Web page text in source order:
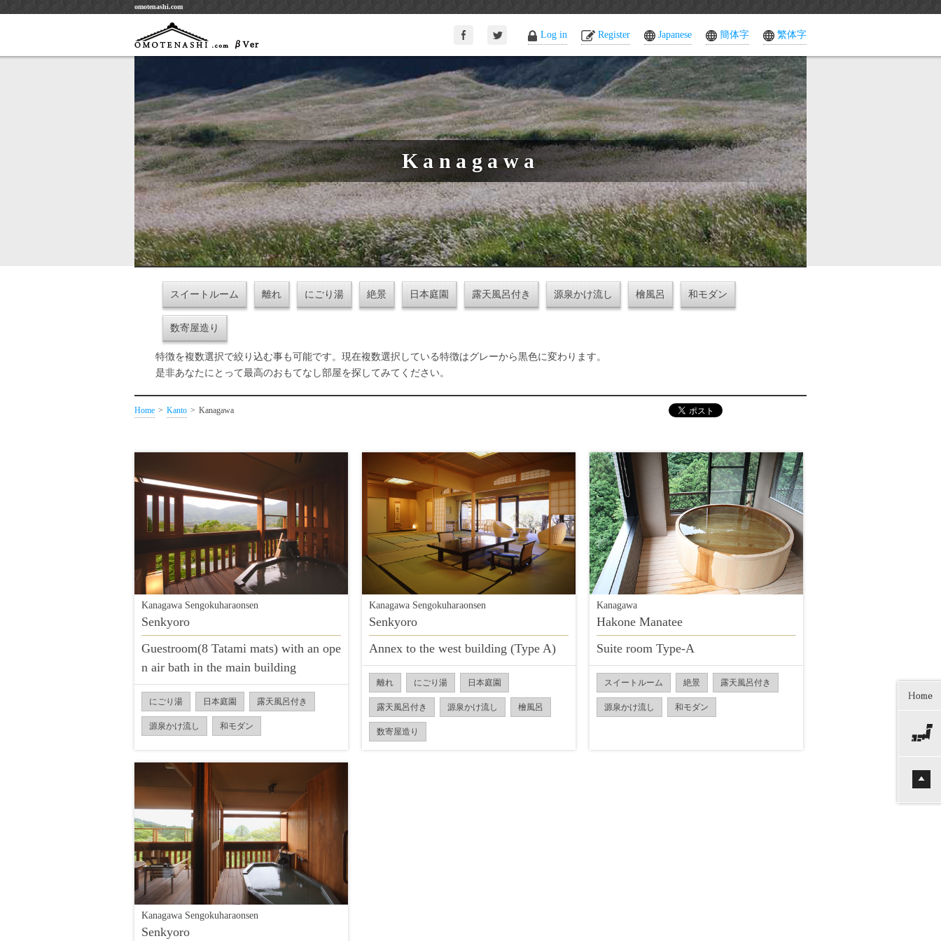
omotenashi.com
Log in Register Japanese 簡体字 繁体字
Kanagawa
スイートルーム 離れ にごり湯 絶景 日本庭園 露天風呂付き 源泉かけ流し 檜風呂 和モダン
数寄屋造り
特徴を複数選択で絞り込む事も可能です。現在複数選択している特徴はグレーから黒色に変わります。
是非あなたにとって最高のおもてなし部屋を探してみてください。
Home Kanto Kanagawa
Kanagawa Sengokuharaonsen
Senkyoro
Guestroom(8 Tatami mats) with an ope
n air bath in the main building
にごり湯 日本庭園 露天風呂付き
源泉かけ流し 和モダン
Kanagawa Sengokuharaonsen
Senkyoro
Annex to the west building (Type A)
離れ にごり湯 日本庭園
露天風呂付き 源泉かけ流し 檜風呂
数寄屋造り
Kanagawa
Hakone Manatee
Suite room Type-A
スイートルーム 絶景 露天風呂付き
源泉かけ流し 和モダン
Kanagawa Sengokuharaonsen
Senkyoro